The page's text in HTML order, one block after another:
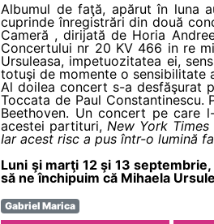
Albumul de faţă, apărut în luna
cuprinde înregistrări din două
Cameră , dirijată de Horia
Concertului nr 20 KV 466 in re
Ursuleasa, impetuozitatea ei,
totuşi de momente o sensibilitate
Al doilea concert s-a desfăşurat
Toccata de Paul
Beethoven. Un concert pe care
acestei partituri,New York Times
Iar acest risc a pus într-o lumină
Luni şi marţi 12 şi 13
să ne închipuim că Mihaela
Gabriel Marica